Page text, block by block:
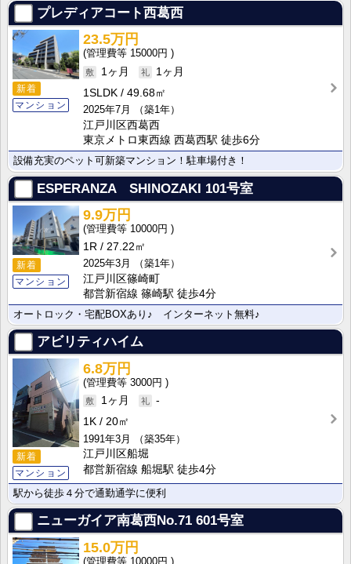
プレディアコート西葛西
新着
マンション
23.5万円
15000円
1ヶ月
1ヶ月
1SLDK
49.68㎡
2025年7月
（築1年）
江戸川区西葛西
東京メトロ東西線 西葛西駅 徒歩6分
設備充実のペット可新築マンション！駐車場付き！
ESPERANZA SHINOZAKI 101号室
新着
マンション
9.9万円
10000円
1R
27.22㎡
2025年3月
（築1年）
江戸川区篠崎町
都営新宿線 篠崎駅 徒歩4分
オートロック・宅配BOXあり♪ インターネット無料♪
アビリティハイム
新着
マンション
6.8万円
3000円
1ヶ月
-
1K
20㎡
1991年3月
（築35年）
江戸川区船堀
都営新宿線 船堀駅 徒歩4分
駅から徒歩４分で通勤通学に便利
ニューガイア南葛西No.71 601号室
15.0万円
10000円